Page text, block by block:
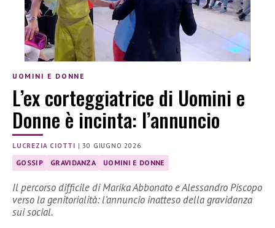
UOMINI E DONNE
L’ex corteggiatrice di Uomini e
Donne è incinta: l’annuncio
LUCREZIA CIOTTI |30 GIUGNO 2026
GOSSIP GRAVIDANZA UOMINI E DONNE
Il percorso difficile di Marika Abbonato e Alessandro Piscopo
verso la genitorialità: l’annuncio inatteso della gravidanza
sui social.